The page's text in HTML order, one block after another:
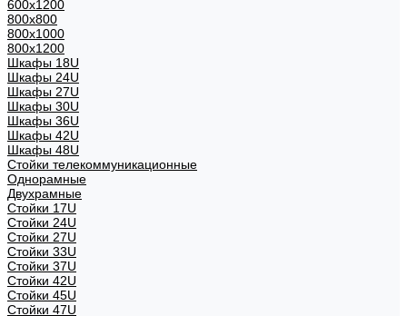
600х1200
800x800
800х1000
800х1200
Шкафы 18U
Шкафы 24U
Шкафы 27U
Шкафы 30U
Шкафы 36U
Шкафы 42U
Шкафы 48U
Стойки телекоммуникационные
Однорамные
Двухрамные
Стойки 17U
Стойки 24U
Стойки 27U
Стойки 33U
Стойки 37U
Стойки 42U
Стойки 45U
Стойки 47U